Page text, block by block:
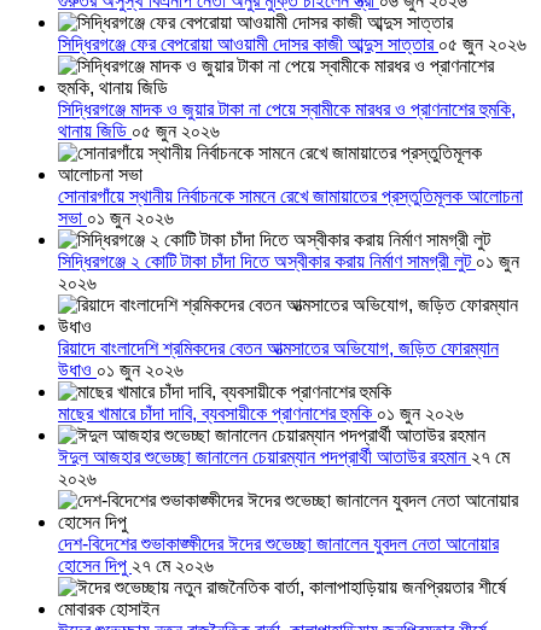
সিদ্ধিরগঞ্জে ফের বেপরোয়া আওয়ামী দোসর কাজী আব্দুস সাত্তার ০৫ জুন ২০২৬
সিদ্ধিরগঞ্জে মাদক ও জুয়ার টাকা না পেয়ে স্বামীকে মারধর ও প্রাণনাশের হুমকি,
থানায় জিডি ০৫ জুন ২০২৬
সোনারগাঁয়ে স্থানীয় নির্বাচনকে সামনে রেখে জামায়াতের প্রস্তুতিমূলক আলোচনা
সভা ০১ জুন ২০২৬
সিদ্ধিরগঞ্জে ২ কোটি টাকা চাঁদা দিতে অস্বীকার করায় নির্মাণ সামগ্রী লুট ০১ জুন
২০২৬
রিয়াদে বাংলাদেশি শ্রমিকদের বেতন আত্মসাতের অভিযোগ, জড়িত ফোরম্যান
উধাও ০১ জুন ২০২৬
মাছের খামারে চাঁদা দাবি, ব্যবসায়ীকে প্রাণনাশের হুমকি ০১ জুন ২০২৬
ঈদুল আজহার শুভেচ্ছা জানালেন চেয়ারম্যান পদপ্রার্থী আতাউর রহমান ২৭ মে
২০২৬
দেশ-বিদেশের শুভাকাঙ্ক্ষীদের ঈদের শুভেচ্ছা জানালেন যুবদল নেতা আনোয়ার
হোসেন দিপু ২৭ মে ২০২৬